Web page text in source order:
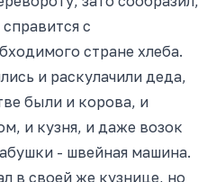
с
стране хлеба.
и раскулачили деда,
были и корова, и
и кузня, и даже возок
- швейная машина.
в своей же кузнице, но